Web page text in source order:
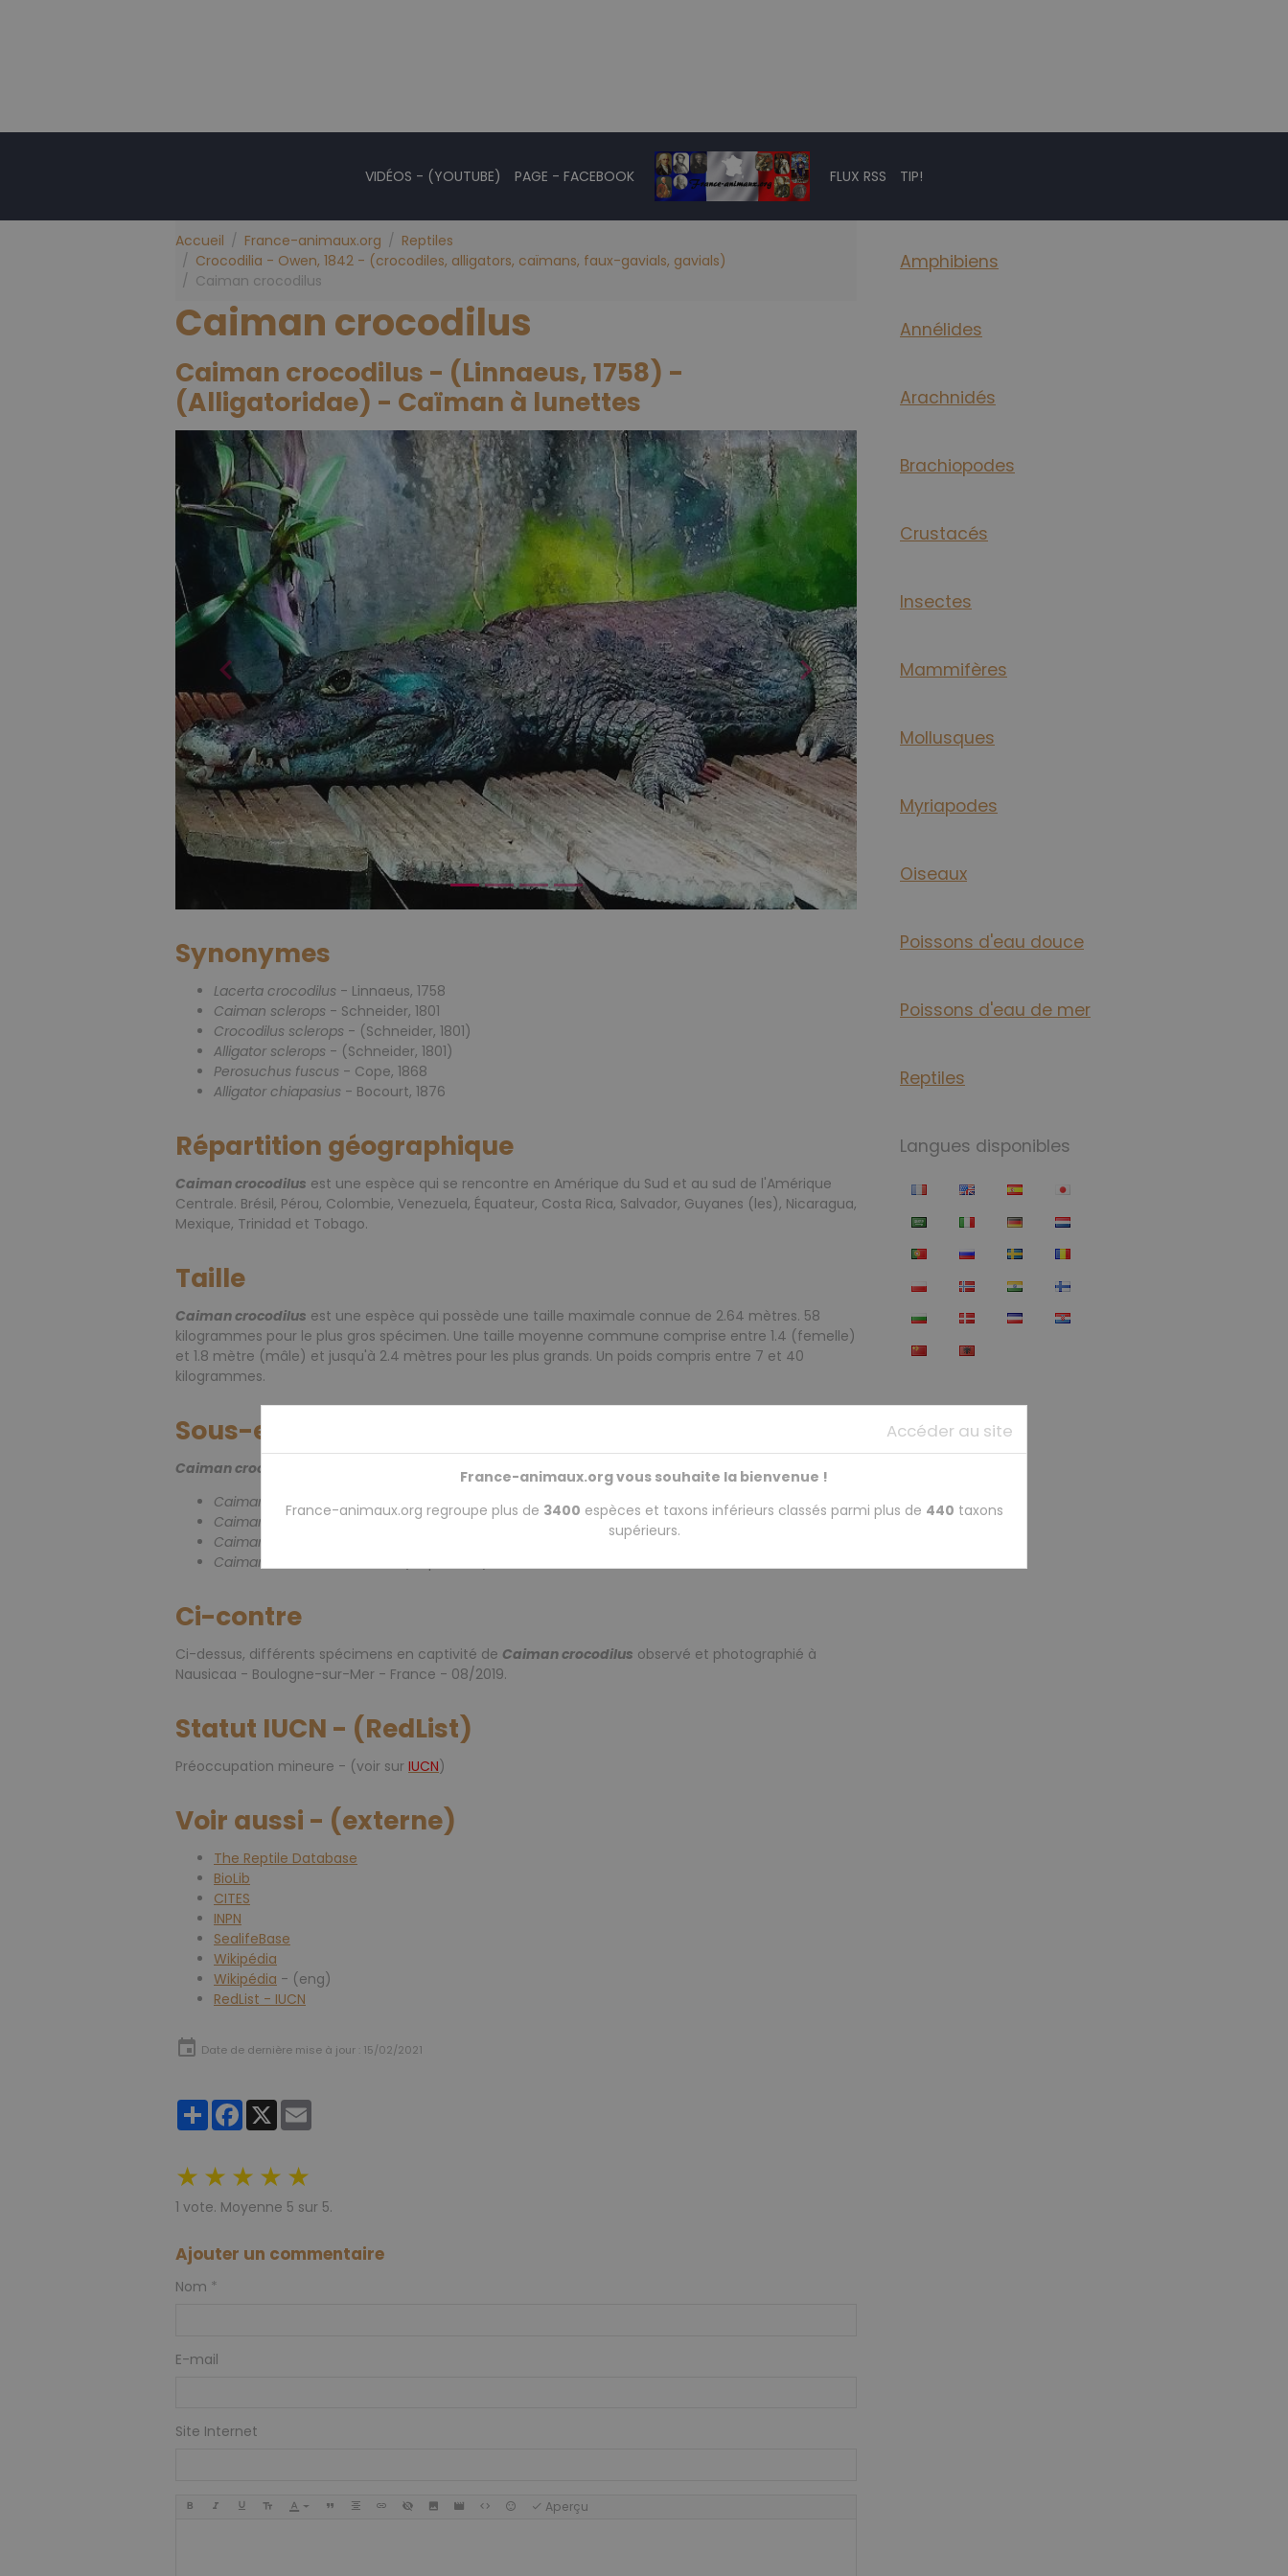
VIDÉOS - (YOUTUBE) PAGE - FACEBOOK FLUX RSS TIP!
Accueil France-animaux.org
Reptiles
Crocodilia - Owen, 1842 - (crocodiles, alligators, caïmans, faux-gavials, gavials)
Caiman crocodilus
Caiman crocodilus
Caiman crocodilus - (Linnaeus, 1758) -
(Alligatoridae) - Caïman à lunettes
Synonymes
Lacerta crocodilus - Linnaeus, 1758
Caiman sclerops - Schneider, 1801
Crocodilus sclerops - (Schneider, 1801)
Alligator sclerops - (Schneider, 1801)
Perosuchus fuscus - Cope, 1868
Alligator chiapasius - Bocourt, 1876
Répartition géographique
Caiman crocodilus est une espèce qui se rencontre en Amérique du Sud et au sud de l'Amérique
Centrale. Brésil, Pérou, Colombie, Venezuela, Équateur, Costa Rica, Salvador, Guyanes (les), Nicaragua,
Mexique, Trinidad et Tobago.
Taille
Caiman crocodilus est une espèce qui possède une taille maximale connue de 2.64 mètres. 58
kilogrammes pour le plus gros spécimen. Une taille moyenne commune comprise entre 1.4 (femelle)
et 1.8 mètre (mâle) et jusqu'à 2.4 mètres pour les plus grands. Un poids compris entre 7 et 40
kilogrammes.
Sous-espèces
Caiman crocodilus
est une espèce qui se divise en quatre sous-espèces distinctes :
Caiman crocodilus apaporiensis
- Medem, 1955
Caiman crocodilus chiapasius - (Bocourt, 1876)
Caiman crocodilus crocodilus
Caiman crocodilus fuscus
Ci-contre
Ci-dessus, différents spécimens en captivité de Caiman crocodilus observé et photographié à
Nausicaa - Boulogne-sur-Mer - France - 08/2019.
Statut IUCN - (RedList)
Préoccupation mineure - (voir sur IUCN)
Voir aussi - (externe)
The Reptile Database
BioLib
CITES
INPN
SealifeBase
Wikipédia
Wikipédia - (eng)
RedList - IUCN
Date de dernière mise à jour : 15/02/2021
PartagerFacebook
X
★ ★ ★ ★ ★
1 vote. Moyenne 5 sur 5.
Ajouter un commentaire
Nom
E-mail
Site Internet
Aperçu
Amphibiens
Annélides
Arachnidés
Brachiopodes
Crustacés
Insectes
Mammifères
Mollusques
Myriapodes
Oiseaux
Poissons d'eau douce
Poissons d'eau de mer
Reptiles
Langues disponibles
Accéder au site
France-animaux.org vous souhaite la bienvenue !
France-animaux.org regroupe plus de 3400 espèces et taxons inférieurs classés parmi plus de 440 taxons
supérieurs.